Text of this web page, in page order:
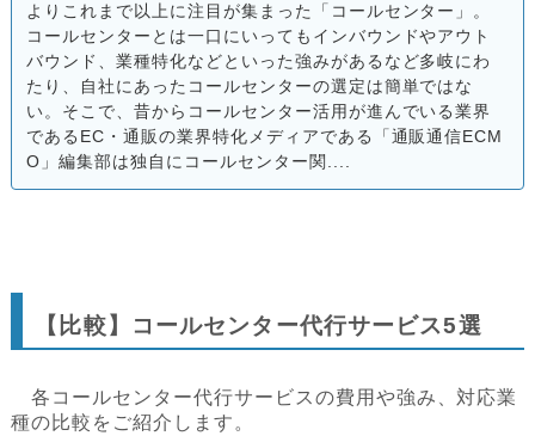
よりこれまで以上に注目が集まった「コールセンター」。
コールセンターとは一口にいってもインバウンドやアウト
バウンド、業種特化などといった強みがあるなど多岐にわ
たり、自社にあったコールセンターの選定は簡単ではな
い。そこで、昔からコールセンター活用が進んでいる業界
であるEC・通販の業界特化メディアである「通販通信ECM
O」編集部は独自にコールセンター関....
【比較】コールセンター代行サービス5選
各コールセンター代行サービスの費用や強み、対応業
種の比較をご紹介します。